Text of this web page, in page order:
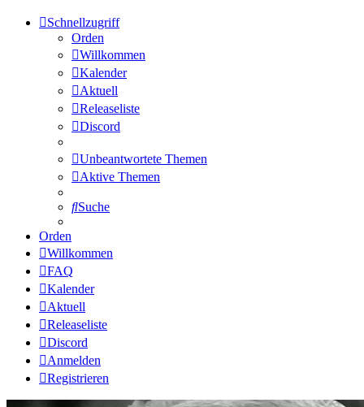
Schnellzugriff
Orden
Willkommen
Kalender
Aktuell
Releaseliste
Discord
Unbeantwortete Themen
Aktive Themen
Suche
Orden
Willkommen
FAQ
Kalender
Aktuell
Releaseliste
Discord
Anmelden
Registrieren